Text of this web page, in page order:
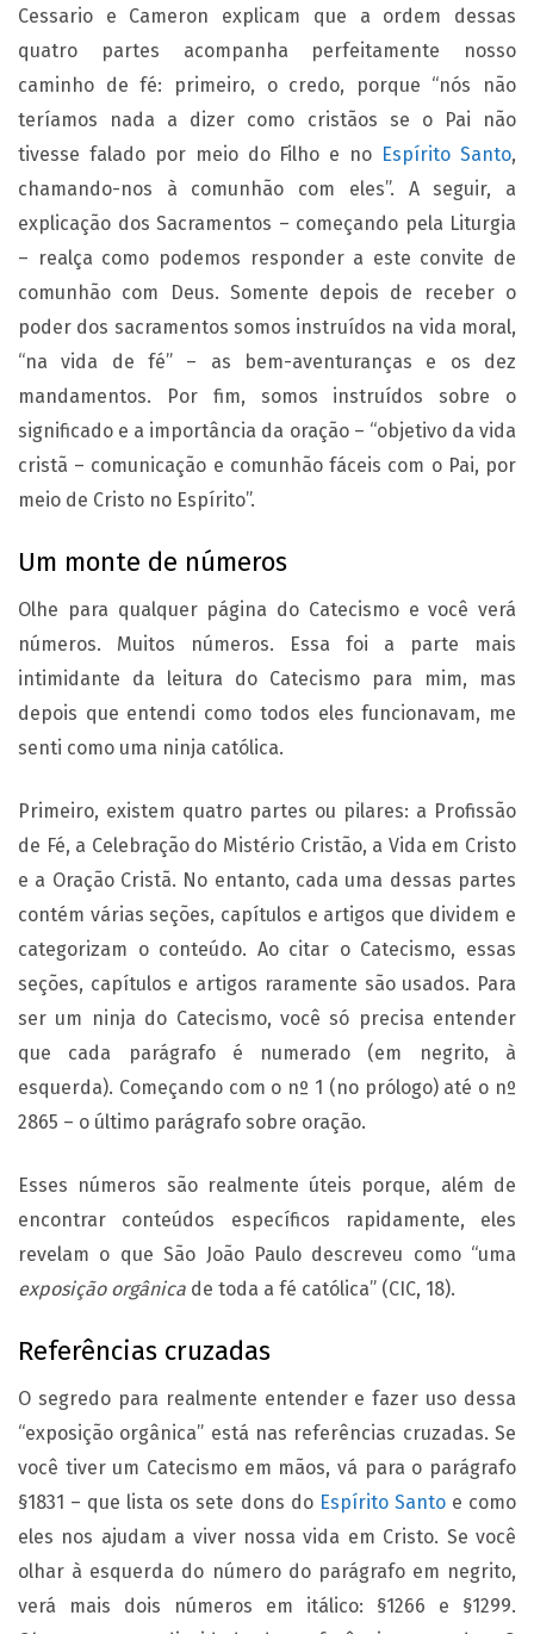
Cessario e Cameron explicam que a ordem dessas
quatro partes acompanha perfeitamente nosso
caminho de fé: primeiro, o credo, porque “nós não
teríamos nada a dizer como cristãos se o Pai não
tivesse falado por meio do Filho e no Espírito Santo,
chamando-nos à comunhão com eles”. A seguir, a
explicação dos Sacramentos – começando pela Liturgia
– realça como podemos responder a este convite de
comunhão com Deus. Somente depois de receber o
poder dos sacramentos somos instruídos na vida moral,
“na vida de fé” – as bem-aventuranças e os dez
mandamentos. Por fim, somos instruídos sobre o
significado e a importância da oração – “objetivo da vida
cristã – comunicação e comunhão fáceis com o Pai, por
meio de Cristo no Espírito”.
Um monte de números
Olhe para qualquer página do Catecismo e você verá
números. Muitos números. Essa foi a parte mais
intimidante da leitura do Catecismo para mim, mas
depois que entendi como todos eles funcionavam, me
senti como uma ninja católica.
Primeiro, existem quatro partes ou pilares: a Profissão
de Fé, a Celebração do Mistério Cristão, a Vida em Cristo
e a Oração Cristã. No entanto, cada uma dessas partes
contém várias seções, capítulos e artigos que dividem e
categorizam o conteúdo. Ao citar o Catecismo, essas
seções, capítulos e artigos raramente são usados. Para
ser um ninja do Catecismo, você só precisa entender
que cada parágrafo é numerado (em negrito, à
esquerda). Começando com o nº 1 (no prólogo) até o nº
2865 – o último parágrafo sobre oração.
Esses números são realmente úteis porque, além de
encontrar conteúdos específicos rapidamente, eles
revelam o que São João Paulo descreveu como “uma
exposição orgânica de toda a fé católica” (CIC, 18).
Referências cruzadas
O segredo para realmente entender e fazer uso dessa
“exposição orgânica” está nas referências cruzadas. Se
você tiver um Catecismo em mãos, vá para o parágrafo
§1831 – que lista os sete dons do Espírito Santoe como
eles nos ajudam a viver nossa vida em Cristo. Se você
olhar à esquerda do número do parágrafo em negrito,
verá mais dois números em itálico: §1266 e §1299.